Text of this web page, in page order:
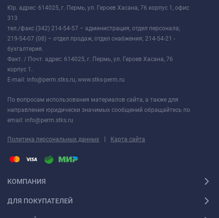
Юр. адрес: 614025, г. Пермь, ул. Героев Хасана, 76 корпус 1, офис
313
тел./факс (342) 214-54-57 – администрация, отдел персонала;
219-54-07 (08) – отдел продаж, отдел снабжения; 214-54-21 -
бухгалтерия.
Факт. / Почт. адрес: 614025, г. Пермь, ул. Героев Хасана, 76
корпус 1.
E-mail: info@perm.stks.ru, www.stks-perm.ru
По вопросам использования материалов сайта, а также для
направления юридически значимых сообщений обращайтесь по
email: info@perm.stks.ru
Политика персональных данных | Карта сайта
КОМПАНИЯ
ДЛЯ ПОКУПАТЕЛЕЙ